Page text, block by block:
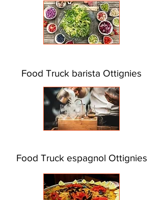
Food Truck barista Ottignies
Food Truck espagnol Ottignies